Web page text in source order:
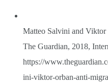
Matteo Salvini and
The Guardian, 2018,
https://
ini-viktor-orban-anti-